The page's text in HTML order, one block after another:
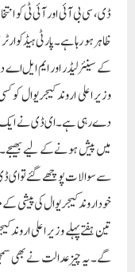
ڈی، سی بی آئی اور آئی ٹی
ظاہر ہو رہا ہے۔ پارٹی
کے سینئر لیڈر اور ایم ایل
وزیر اعلی اروند کیجریوال
دے رہی ہے۔ ای ڈی نے ایک کے
میں پیش ہونے کے لیے
سے سوالات پوچھے گئے تو ای
خود اروند کیجریوال کی پیشی
تین ہفتے پہلے وزیر اعلی